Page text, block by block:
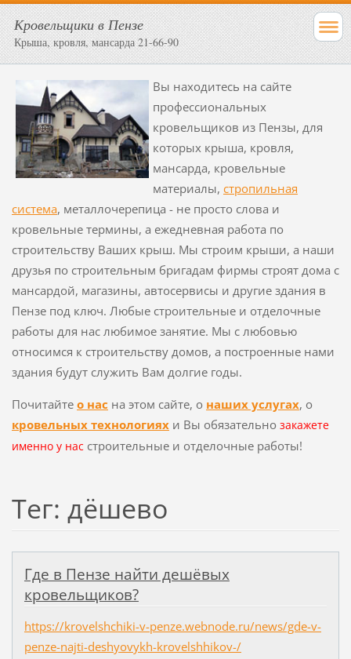
Кровельщики в Пензе
Крыша, кровля, мансарда 21-66-90
Вы находитесь на сайте
профессиональных
кровельщиков из Пензы, для
которых крыша, кровля,
мансарда, кровельные
материалы, стропильная
система, металлочерепица - не просто слова и
кровельные термины, а ежедневная работа по
строительству Ваших крыш. Мы строим крыши, а наши
друзья по строительным бригадам фирмы строят дома с
мансардой, магазины, автосервисы и другие здания в
Пензе под ключ. Любые строительные и отделочные
работы для нас любимое занятие. Мы с любовью
относимся к строительству домов, а построенные нами
здания будут служить Вам долгие годы.
Почитайте о нас на этом сайте, о наших услугах, о
кровельных технологияхи Вы обязательно закажете
именно у нас строительные и отделочные работы!
Тег: дёшево
Где в Пензе найти дешёвых
кровельщиков?
https://krovelshchiki-v-penze.webnode.ru/news/gde-v-
penze-najti-deshyovykh-krovelshhikov-/